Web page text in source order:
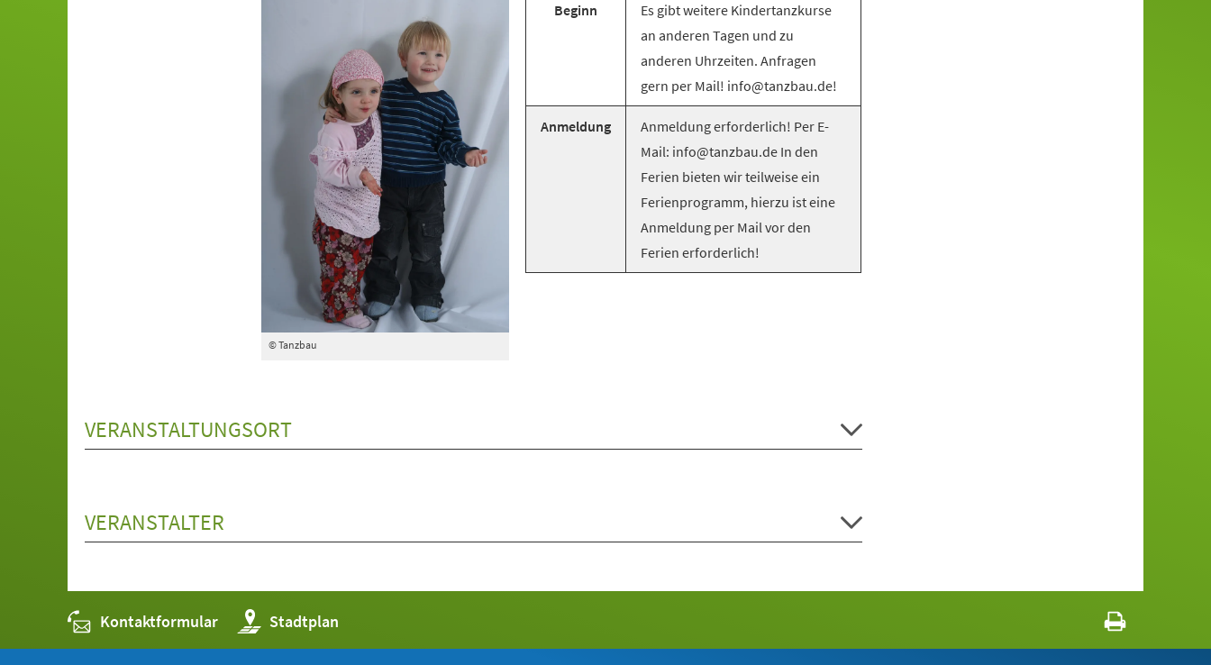
© Tanzbau
Beginn
Es gibt weitere Kindertanzkurse
an anderen Tagen und zu
anderen Uhrzeiten. Anfragen
gern per Mail! info@tanzbau.de!
Anmeldung
Anmeldung erforderlich! Per E-
Mail: info@tanzbau.de In den
Ferien bieten wir teilweise ein
Ferienprogramm, hierzu ist eine
Anmeldung per Mail vor den
Ferien erforderlich!
VERANSTALTUNGSORT
VERANSTALTER
Kontaktformular Stadtplan
(Öffnet
in
einem